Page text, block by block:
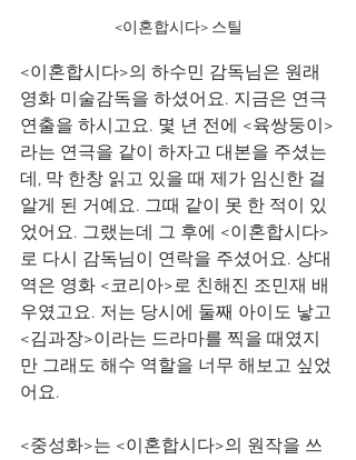
<이혼합시다> 스틸
<이혼합시다>의 하수민 감독님은 원래
영화 미술감독을 하셨어요. 지금은 연극
연출을 하시고요. 몇 년 전에 <육쌍둥이>
라는 연극을 같이 하자고 대본을 주셨는
데, 막 한창 읽고 있을 때 제가 임신한 걸
알게 된 거예요. 그때 같이 못 한 적이 있
었어요. 그랬는데 그 후에 <이혼합시다>
로 다시 감독님이 연락을 주셨어요. 상대
역은 영화 <코리아>로 친해진 조민재 배
우였고요. 저는 당시에 둘째 아이도 낳고
<김과장>이라는 드라마를 찍을 때였지
만 그래도 해수 역할을 너무 해보고 싶었
어요.
<중성화>는 <이혼합시다>의 원작을 쓰